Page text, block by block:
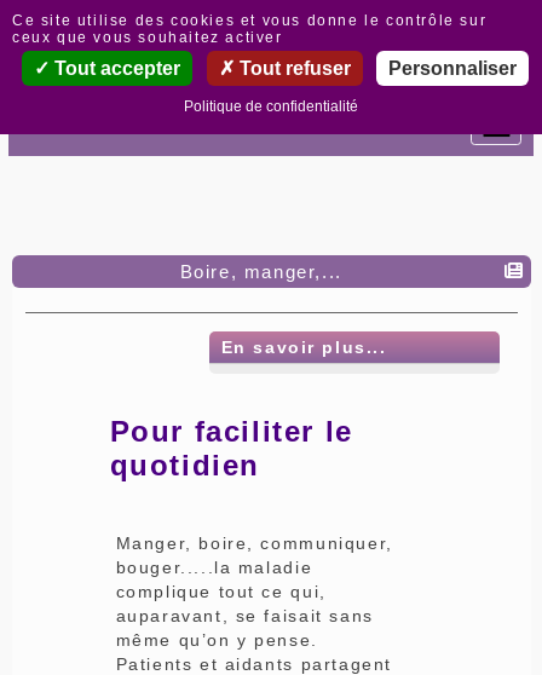
Boire, manger,...
En savoir plus...
Pour faciliter le
quotidien
Manger, boire, communiquer,
bouger.....la maladie
complique tout ce qui,
auparavant, se faisait sans
même qu’on y pense.
Patients et aidants partagent
Panneau de gestion des cookies
Ce site utilise des cookies et vous donne le contrôle sur
ceux que vous souhaitez activer
Tout accepter Tout refuser Personnaliser
Politique de confidentialité